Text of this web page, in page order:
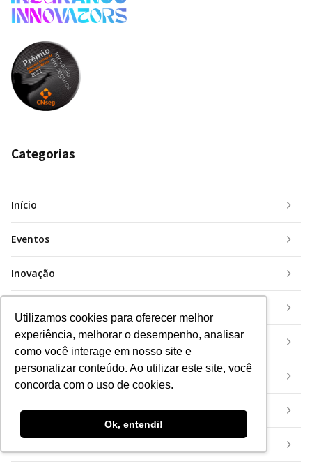
Utilizamos cookies para oferecer melhor
experiência, melhorar o desempenho, analisar
como você interage em nosso site e
personalizar conteúdo. Ao utilizar este site, você
concorda com o uso de cookies.
Ok, entendi!
Categorias
Início
Eventos
Inovação
Mercado
Mundo
Tecnologia